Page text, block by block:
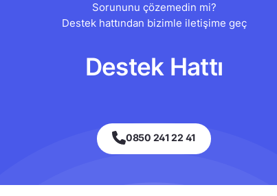
Sorununu çözemedin mi?
Destek hattından bizimle iletişime geç
Destek Hattı
0850 241 22 41